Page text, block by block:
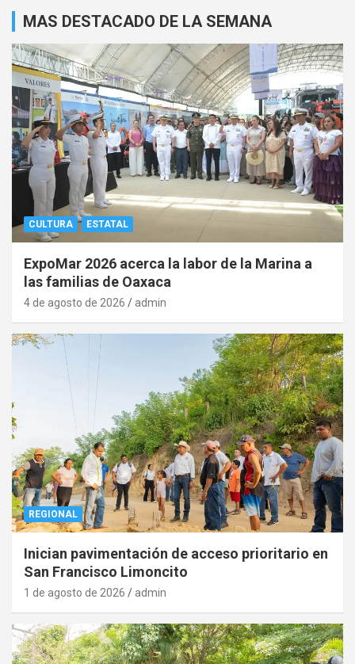
MAS DESTACADO DE LA SEMANA
CULTURA ESTATAL
ExpoMar 2026 acerca la labor de la Marina a
las familias de Oaxaca
4 de agosto de 2026 admin
REGIONAL
Inician pavimentación de acceso prioritario en
San Francisco Limoncito
1 de agosto de 2026 admin